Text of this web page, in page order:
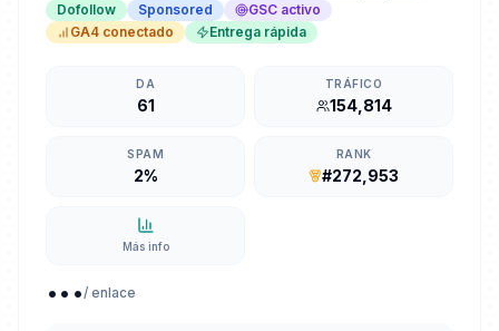
Dofollow
Sponsored
GSC activo
GA4 conectado
Entrega rápida
DA
61
TRÁFICO
154,814
SPAM
2%
RANK
#272,953
Más info
.../ enlace